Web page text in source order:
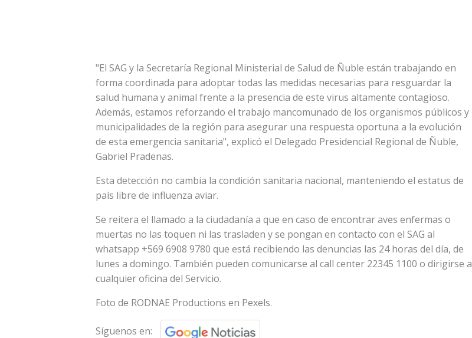
"El SAG y la Secretaría Regional Ministerial de Salud de Ñuble están trabajando en
forma coordinada para adoptar todas las medidas necesarias para resguardar la
salud humana y animal frente a la presencia de este virus altamente contagioso.
Además, estamos reforzando el trabajo mancomunado de los organismos públicos y
municipalidades de la región para asegurar una respuesta oportuna a la evolución
de esta emergencia sanitaria", explicó el Delegado Presidencial Regional de Ñuble,
Gabriel Pradenas.
Esta detección no cambia la condición sanitaria nacional, manteniendo el estatus de
país libre de influenza aviar.
Se reitera el llamado a la ciudadanía a que en caso de encontrar aves enfermas o
muertas no las toquen ni las trasladen y se pongan en contacto con el SAG al
whatsapp +569 6908 9780 que está recibiendo las denuncias las 24 horas del día, de
lunes a domingo. También pueden comunicarse al call center 22345 1100 o dirigirse a
cualquier oficina del Servicio.
Foto de RODNAE Productions en Pexels.
Síguenos en: